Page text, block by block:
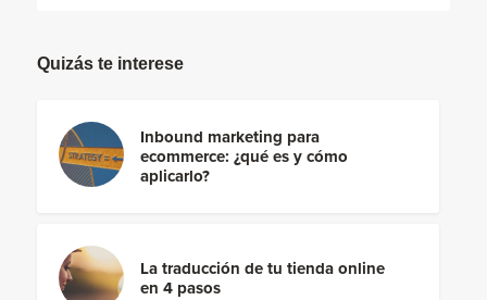
Quizás te interese
Inbound marketing para
ecommerce: ¿qué es y cómo
aplicarlo?
La traducción de tu tienda online
en 4 pasos